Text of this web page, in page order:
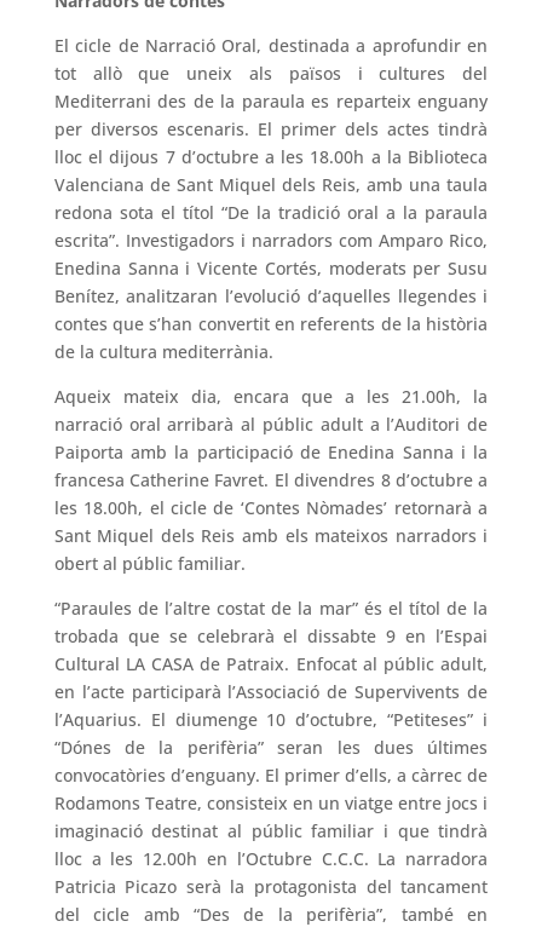
El cicle de Narració Oral, destinada a aprofundir en
tot allò que uneix als països i cultures del
Mediterrani des de la paraula es reparteix enguany
per diversos escenaris. El primer dels actes tindrà
lloc el dijous 7 d’octubre a les 18.00h a la Biblioteca
Valenciana de Sant Miquel dels Reis, amb una taula
redona sota el títol “De la tradició oral a la paraula
escrita”. Investigadors i narradors com Amparo Rico,
Enedina Sanna i Vicente Cortés, moderats per Susu
Benítez, analitzaran l’evolució d’aquelles llegendes i
contes que s’han convertit en referents de la història
de la cultura mediterrània.
Aqueix mateix dia, encara que a les 21.00h, la
narració oral arribarà al públic adult a l’Auditori de
Paiporta amb la participació de Enedina Sanna i la
francesa Catherine Favret. El divendres 8 d’octubre a
les 18.00h, el cicle de ‘Contes Nòmades’ retornarà a
Sant Miquel dels Reis amb els mateixos narradors i
obert al públic familiar.
“Paraules de l’altre costat de la mar” és el títol de la
trobada que se celebrarà el dissabte 9 en l’Espai
Cultural LA CASA de Patraix. Enfocat al públic adult,
en l’acte participarà l’Associació de Supervivents de
l’Aquarius. El diumenge 10 d’octubre, “Petiteses” i
“Dónes de la perifèria” seran les dues últimes
convocatòries d’enguany. El primer d’ells, a càrrec de
Rodamons Teatre, consisteix en un viatge entre jocs i
imaginació destinat al públic familiar i que tindrà
lloc a les 12.00h en l’Octubre C.C.C. La narradora
Patricia Picazo serà la protagonista del tancament
del cicle amb “Des de la perifèria”, també en